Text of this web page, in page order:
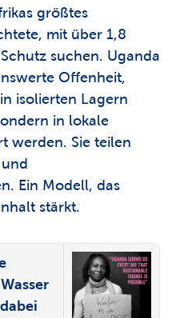
größtes
mit über 1,8
suchen. Uganda
Offenheit,
isolierten Lagern
in lokale
werden. Sie teilen
Ein Modell, das
stärkt.